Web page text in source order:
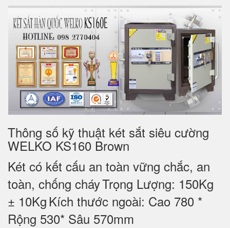
Thông số kỹ thuật két sắt siêu cường
WELKO KS160 Brown
Két có kết cấu an toàn vững chắc, an
toàn, chống cháyTrọng Lượng: 150Kg
± 10Kg Kích thước ngoài: Cao 780 *
Rộng 530* Sâu 570mm